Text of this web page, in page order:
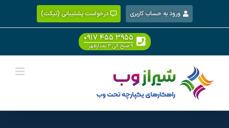
content
ورود به حساب کاربری درخواست پشتیبانی (تیکت)
۰۹۱۷ ۴۵۵ ۳۹۵۵
۹ صبح الی ۳ بعدازظهر